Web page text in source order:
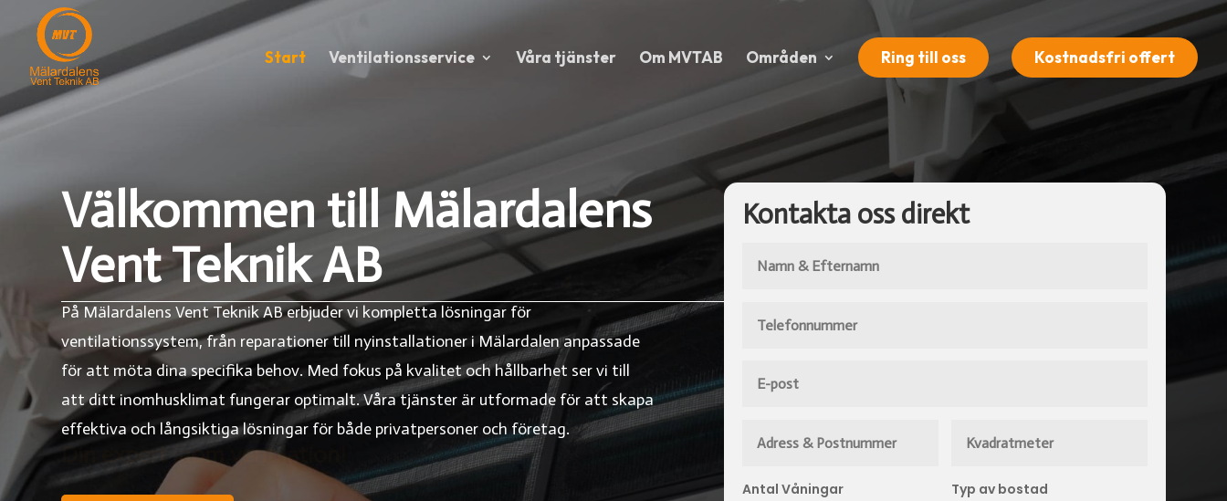
Start Ventilationsservice Våra tjänster Om MVTAB Områden Ring till oss Kostnadsfri offert
Välkommen till Mälardalens
Vent Teknik AB
På Mälardalens Vent Teknik AB erbjuder vi kompletta lösningar för
ventilationssystem, från reparationer till nyinstallationer i Mälardalen anpassade
för att möta dina specifika behov. Med fokus på kvalitet och hållbarhet ser vi till
att ditt inomhusklimat fungerar optimalt. Våra tjänster är utformade för att skapa
effektiva och långsiktiga lösningar för både privatpersoner och företag.
Di
Kontakta oss direkt
Antal Våningar Typ av bostad